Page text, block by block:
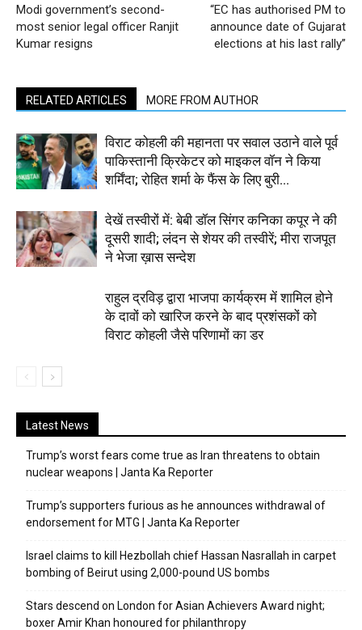
Modi government’s second-
most senior legal officer Ranjit
Kumar resigns
“EC has authorised PM to
announce date of Gujarat
elections at his last rally”
RELATED ARTICLES MORE FROM AUTHOR
विराट कोहली की महानता पर सवाल उठाने वाले पूर्व
पाकिस्तानी क्रिकेटर को माइकल वॉन ने किया
शर्मिंदा; रोहित शर्मा के फैंस के लिए बुरी...
देखें तस्वीरों में: बेबी डॉल सिंगर कनिका कपूर ने की
दूसरी शादी; लंदन से शेयर की तस्वीरें; मीरा राजपूत
ने भेजा ख़ास सन्देश
राहुल द्रविड़ द्वारा भाजपा कार्यक्रम में शामिल होने
के दावों को खारिज करने के बाद प्रशंसकों को
विराट कोहली जैसे परिणामों का डर
Latest News
Trump’s worst fears come true as Iran threatens to obtain
nuclear weapons | Janta Ka Reporter
Trump’s supporters furious as he announces withdrawal of
endorsement for MTG | Janta Ka Reporter
Israel claims to kill Hezbollah chief Hassan Nasrallah in carpet
bombing of Beirut using 2,000-pound US bombs
Stars descend on London for Asian Achievers Award night;
boxer Amir Khan honoured for philanthropy